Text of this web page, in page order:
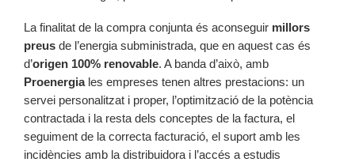
La finalitat de la compra conjunta és aconseguir millors
preus de l’energia subministrada, que en aquest cas és
d’origen 100% renovable. A banda d’això, amb
Proenergia les empreses tenen altres prestacions: un
servei personalitzat i proper, l’optimització de la potència
contractada i la resta dels conceptes de la factura, el
seguiment de la correcta facturació, el suport amb les
incidències amb la distribuidora i l’accés a estudis